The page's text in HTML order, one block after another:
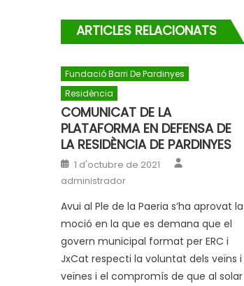
ARTICLES RELACIONATS
Fundació Barri De Pardinyes
Residència
COMUNICAT DE LA
PLATAFORMA EN DEFENSA DE
LA RESIDÈNCIA DE PARDINYES
Posted
on
1 d'octubre de 2021
administrador
Avui al Ple de la Paeria s’ha aprovat la
moció en la que es demana que el
govern municipal format per ERC i
JxCat respecti la voluntat dels veïns i
veïnes i el compromís de que al solar